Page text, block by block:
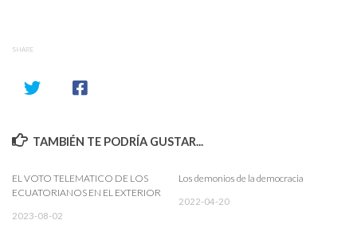
SHARE
TAMBIÉN TE PODRÍA GUSTAR...
EL VOTO TELEMATICO DE LOS
ECUATORIANOS EN EL EXTERIOR
2023-08-02
Los demonios de la democracia
2022-04-20